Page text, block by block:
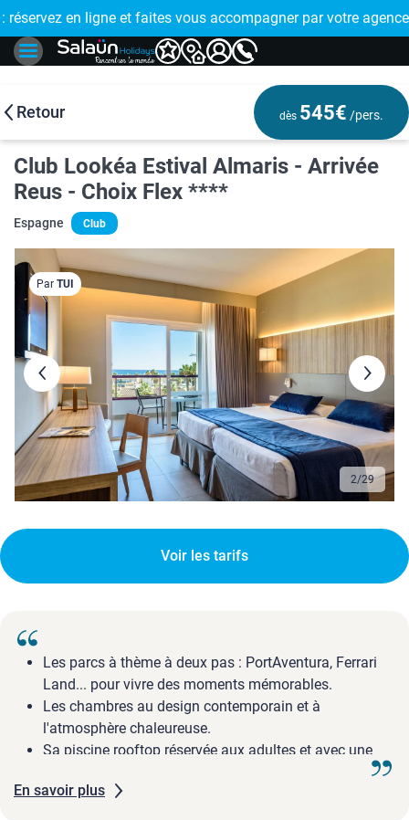
!
: réservez en ligne et faites vous accompagner par votre
🤩
Retour dès 545€ /pers.
Club Lookéa Estival Almaris - Arrivée
Reus - Choix Flex ****
Espagne Club
2/29
Par TUI
Voir les tarifs
Les parcs à thème à deux pas : PortAventura, Ferrari
Land... pour vivre des moments mémorables.
Les chambres au design contemporain et à
l'atmosphère chaleureuse.
Sa piscine rooftop réservée aux adultes et avec une
L'accès à un superbe complexe sportif et de remise en
En savoir plus